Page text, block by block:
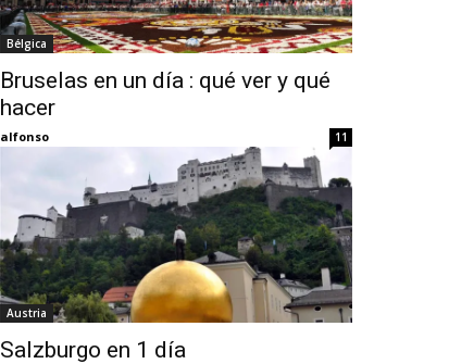
Bélgica
Bruselas en un día : qué ver y qué
hacer
alfonso 11
Austria
Salzburgo en 1 día